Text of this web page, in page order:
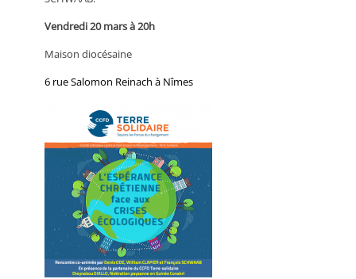
Vendredi 20 mars à 20h
Maison diocésaine
6 rue Salomon Reinach à Nîmes